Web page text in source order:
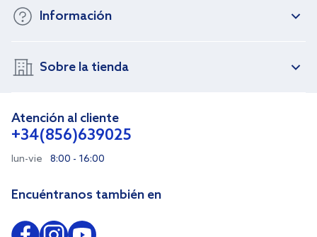
Información
Sobre la tienda
Atención al cliente
+34(856)639025
lun-vie 8:00 - 16:00
Encuéntranos también en